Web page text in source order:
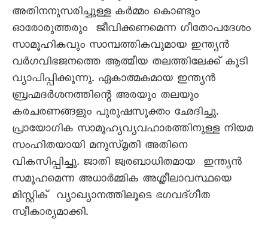
അതിനനുസരിച്ചുള്ള കർമ്മം കൊണ്ടും
ഓരോരുത്തരും ജീവിക്കണമെന്ന ഗീതോപദേശം
സാമൂഹികവും സാമ്പത്തികവുമായ ഇന്ത്യൻ
വർഗവിഭജനത്തെ ആത്മീയ തലത്തിലേക്ക് കൂടി
വ്യാപിപ്പിക്കുന്നു. ഏകാത്മകമായ ഇന്ത്യൻ
ബ്രഹ്മദർശനത്തിന്റെ അരയും തലയും
കരചരണങ്ങളും പുരുഷസൂക്തം ഛേദിച്ചു.
പ്രായോഗിക സാമൂഹ്യവ്യവഹാരത്തിനുള്ള നിയമ
സംഹിതയായി മനുസ്മൃതി അതിനെ
വികസിപ്പിച്ചു. ജാതി ജ്വരബാധിതമായ ഇന്ത്യൻ
സമൂഹമെന്ന അധാർമ്മിക അശ്ലീലാവസ്ഥയെ
മിസ്റ്റിക് വ്യാഖ്യാനത്തിലൂടെ ഭഗവദ്ഗീത
സ്വീകാര്യമാക്കി.